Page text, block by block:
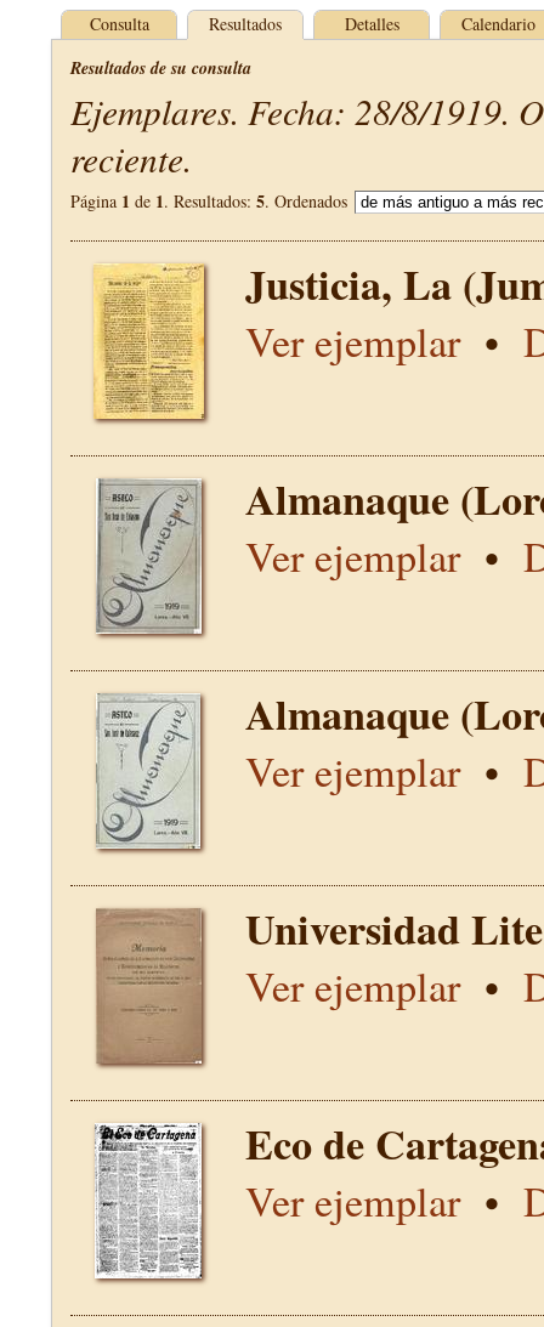
Consulta Resultados Detalles Calendario
Resultados de su consulta
Ejemplares. Fecha: 28/8/1919.
reciente.
Página 1 de 1. Resultados: 5. Ordenados
Justicia, La
Ver ejemplar•
Almanaque
Ver ejemplar•
Almanaque
Ver ejemplar•
Universidad
Ver ejemplar•
Eco de
Ver ejemplar•